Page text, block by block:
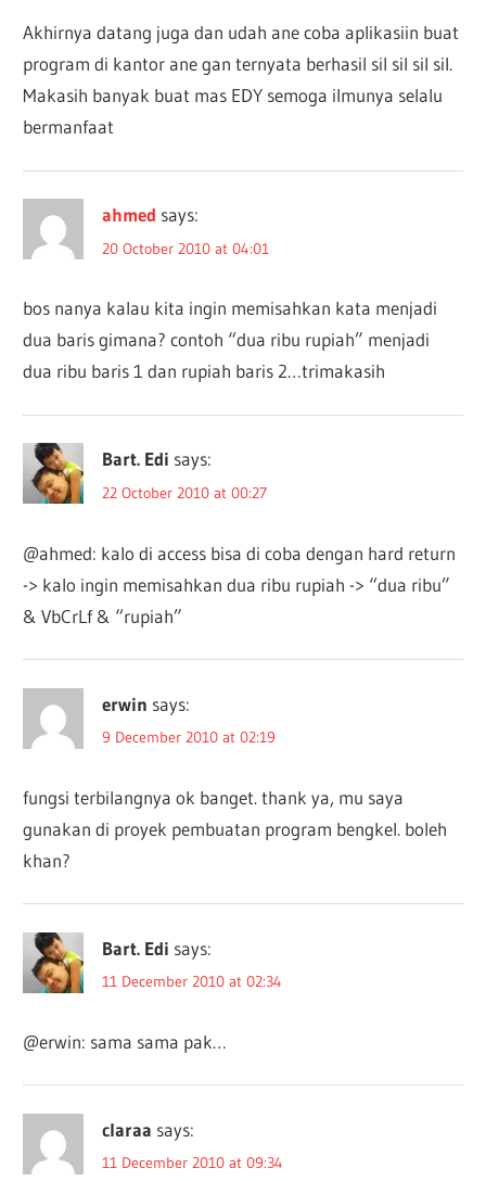
Akhirnya datang juga dan udah ane coba aplikasiin buat
program di kantor ane gan ternyata berhasil sil sil sil sil.
Makasih banyak buat mas EDY semoga ilmunya selalu
bermanfaat
ahmed says:
20 October 2010 at 04:01
bos nanya kalau kita ingin memisahkan kata menjadi
dua baris gimana? contoh “dua ribu rupiah” menjadi
dua ribu baris 1 dan rupiah baris 2…trimakasih
Bart. Edi says:
22 October 2010 at 00:27
@ahmed: kalo di access bisa di coba dengan hard return
-> kalo ingin memisahkan dua ribu rupiah -> “dua ribu”
& VbCrLf & “rupiah”
erwin says:
9 December 2010 at 02:19
fungsi terbilangnya ok banget. thank ya, mu saya
gunakan di proyek pembuatan program bengkel. boleh
khan?
Bart. Edi says:
11 December 2010 at 02:34
@erwin: sama sama pak…
claraa says:
11 December 2010 at 09:34